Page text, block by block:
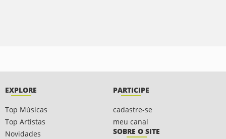
EXPLORE
Top Músicas
Top Artistas
Novidades
PARTICIPE
cadastre-se
meu canal
SOBRE O SITE